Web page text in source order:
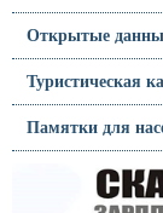
Открытые
Туристическая
Памятки для